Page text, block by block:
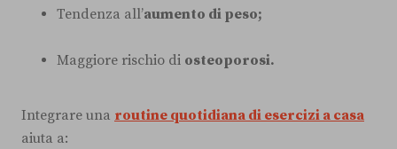
Tendenza all’aumento di peso;
Maggiore rischio di osteoporosi.
Integrare una routine quotidiana di esercizi a casa
aiuta a: